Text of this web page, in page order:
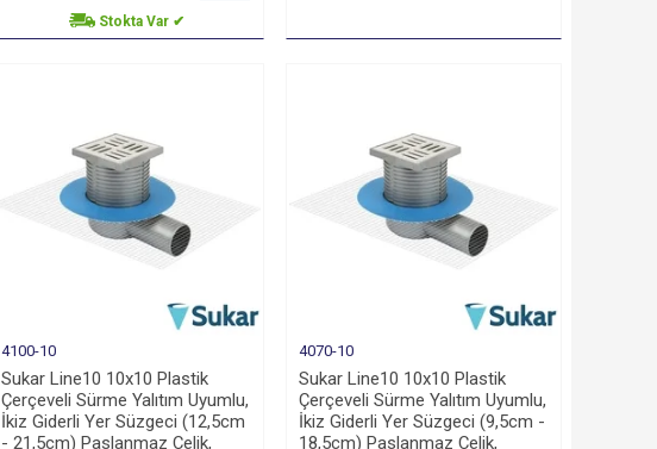
Stokta Var ✔
4100-10
Sukar Line10 10x10 Plastik
Çerçeveli Sürme Yalıtım Uyumlu,
İkiz Giderli Yer Süzgeci (12,5cm
- 21,5cm) Paslanmaz Çelik,
4070-10
Sukar Line10 10x10 Plastik
Çerçeveli Sürme Yalıtım Uyumlu,
İkiz Giderli Yer Süzgeci (9,5cm -
18,5cm) Paslanmaz Çelik,